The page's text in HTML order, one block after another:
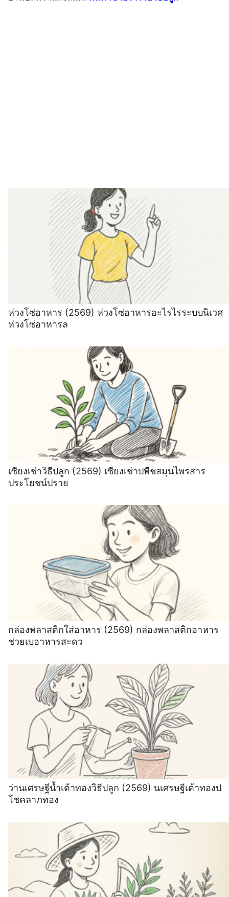
ห่วงโซ่อาหาร (2569) ห่วงโซ่อาหารอะไรไรระบบนิเวศ
ห่วงโซ่อาหารล
เซียงเช่าวิธีปลูก (2569) เซียงเช่าปพืชสมุนไพรสาร
ประโยชน์ปราย
กล่องพลาสติกใส่อาหาร (2569) กล่องพลาสติกอาหาร
ช่วยเบอาหารสะดว
ว่านเศรษฐีน้ำเต้าทองวิธีปลูก (2569) นเศรษฐีเต้าทองป
โชคลาภทอง